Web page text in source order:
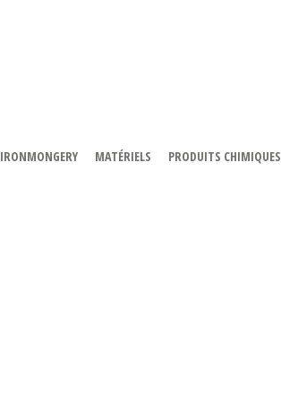
IRONMONGERY MATÉRIELS PRODUITS CHIMIQUES